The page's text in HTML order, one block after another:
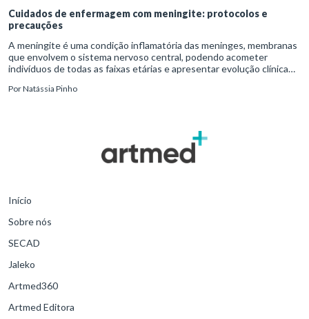
Cuidados de enfermagem com meningite: protocolos e
precauções
A meningite é uma condição inflamatória das meninges, membranas
que envolvem o sistema nervoso central, podendo acometer
indivíduos de todas as faixas etárias e apresentar evolução clínica
PorNatássia Pinho
Início
Sobre nós
SECAD
Jaleko
Artmed360
Artmed Editora